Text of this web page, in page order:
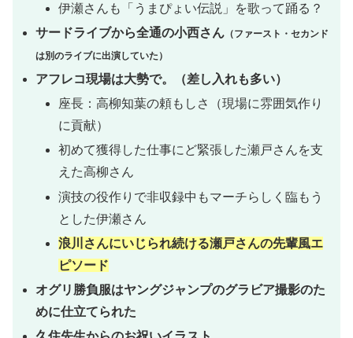
伊瀬さんも「うまぴょい伝説」を歌って踊る？
サードライブから全通の小西さん （ファースト・セカンド
は別のライブに出演していた）
アフレコ現場は大勢で。（差し入れも多い）
座長：高柳知葉の頼もしさ（現場に雰囲気作り
に貢献）
初めて獲得した仕事にど緊張した瀬戸さんを支
えた高柳さん
演技の役作りで非収録中もマーチらしく臨もう
とした伊瀬さん
浪川さんにいじられ続ける瀬戸さんの先輩風エ
ピソード
オグリ勝負服はヤングジャンプのグラビア撮影のた
めに仕立てられた